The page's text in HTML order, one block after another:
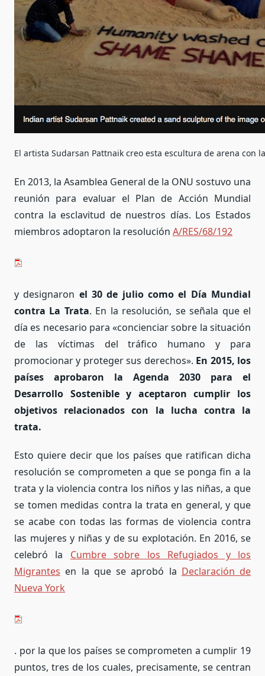
El artista Sudarsan Pattnaik creo esta escultura de arena con
En 2013, la Asamblea General de la ONU sostuvo una
reunión para evaluar el Plan de Acción Mundial
contra la esclavitud de nuestros días. Los Estados
miembros adoptaron la resolución A/RES/68/192
y designaron el 30 de julio como el Día Mundial
contra La Trata. En la resolución, se señala que el
día es necesario para «concienciar sobre la situación
de las víctimas del tráfico humano y para
promocionar y proteger sus derechos». En 2015, los
países aprobaron la Agenda 2030 para el
Desarrollo Sostenible y aceptaron cumplir los
objetivos relacionados con la lucha contra la
trata.
Esto quiere decir que los países que ratifican dicha
resolución se comprometen a que se ponga fin a la
trata y la violencia contra los niños y las niñas, a que
se tomen medidas contra la trata en general, y que
se acabe con todas las formas de violencia contra
las mujeres y niñas y de su explotación. En 2016, se
celebró la Cumbre sobre los Refugiados y los
Migrantes en la que se aprobó la Declaración de
Nueva York
. por la que los países se comprometen a cumplir 19
puntos, tres de los cuales, precisamente, se centran